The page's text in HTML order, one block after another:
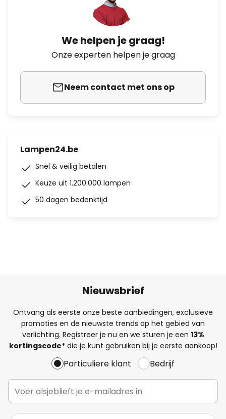
We helpen je graag!
Onze experten helpen je graag
Neem contact met ons op
Lampen24.be
Snel & veilig betalen
Keuze uit 1.200.000 lampen
50 dagen bedenktijd
Nieuwsbrief
Ontvang als eerste onze beste aanbiedingen, exclusieve
promoties en de nieuwste trends op het gebied van
verlichting. Registreer je nu en we sturen je een 13%
kortingscode*die je kunt gebruiken bij je eerste aankoop!
Particuliere klant Bedrijf